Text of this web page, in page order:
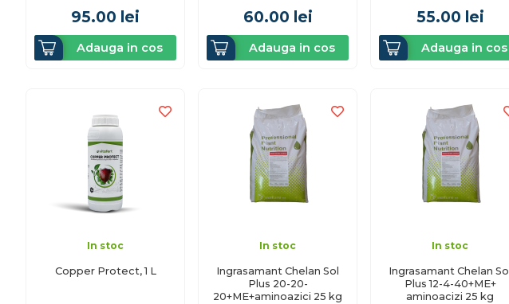
95.00 lei
Adauga in cos
60.00 lei
Adauga in cos
55.00 lei
Adauga in cos
In stoc
Copper Protect, 1 L
In stoc
Ingrasamant Chelan Sol
Plus 20-20-
20+ME+aminoazici 25 kg
In stoc
Ingrasamant Chelan Sol
Plus 12-4-40+ME+
aminoacizi 25 kg